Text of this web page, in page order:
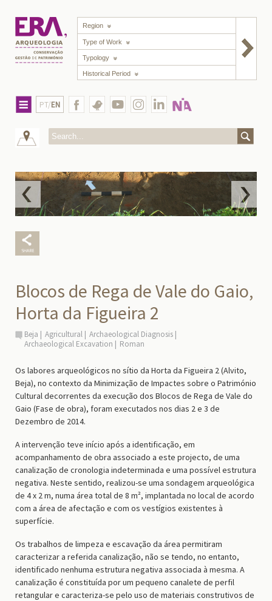
Region
Type of Work
Typology
Historical Period
PT/EN
Blocos de Rega de Vale do Gaio,
Horta da Figueira 2
Beja Agricultural
Archaeological Diagnosis
Archaeological Excavation
Roman
Os labores arqueológicos no sítio da Horta da Figueira 2 (Alvito,
Beja), no contexto da Minimização de Impactes sobre o Património
Cultural decorrentes da execução dos Blocos de Rega de Vale do
Gaio (Fase de obra), foram executados nos dias 2 e 3 de
Dezembro de 2014.
A intervenção teve início após a identificação, em
acompanhamento de obra associado a este projecto, de uma
canalização de cronologia indeterminada e uma possível estrutura
negativa. Neste sentido, realizou-se uma sondagem arqueológica
de 4 x 2 m, numa área total de 8 m², implantada no local de acordo
com a área de afectação e com os vestígios existentes à
superfície.
Os trabalhos de limpeza e escavação da área permitiram
caracterizar a referida canalização, não se tendo, no entanto,
identificado nenhuma estrutura negativa associada à mesma. A
canalização é constituída por um pequeno canalete de perfil
retangular e caracteriza-se pelo uso de materiais construtivos de